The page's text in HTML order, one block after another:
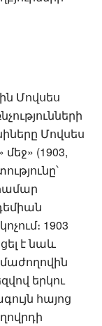
Մովսես
Մովսես
(1903,
1903
է նաև
երկու
հայոց